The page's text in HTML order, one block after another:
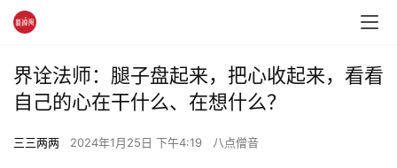
界诠法师：腿子盘起来，把心收起来，看看
自己的心在干什么、在想什么？
三三两两 2024年1月25日 下午4:19 八点僧音